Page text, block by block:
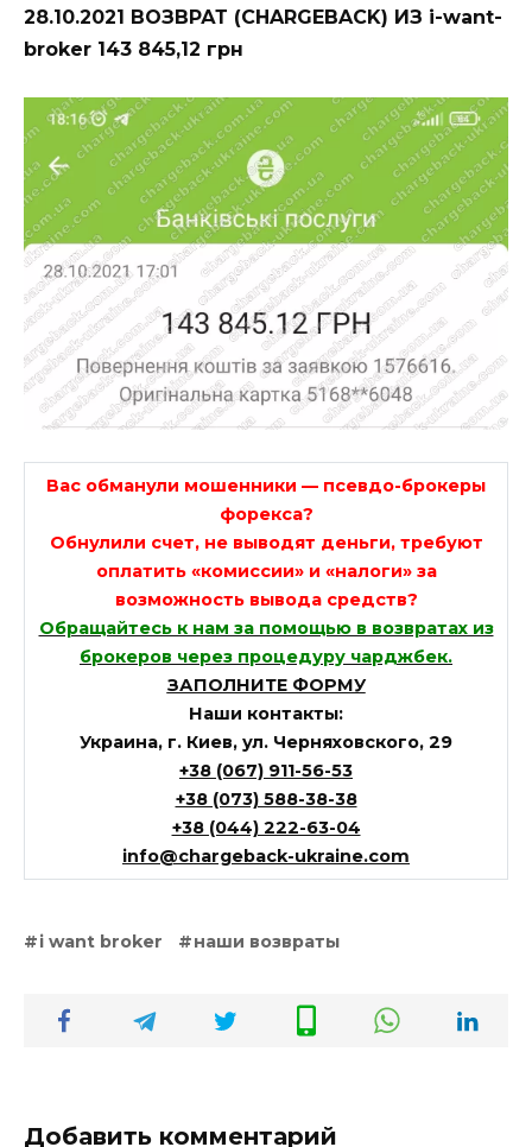
28.10.2021 ВОЗВРАТ (CHARGEBACK) ИЗ i-want-
broker 143 845,12 грн
Вас обманули мошенники — псевдо-брокеры
форекса?
Обнулили счет, не выводят деньги, требуют
оплатить «комиссии» и «налоги» за
возможность вывода средств?
Обращайтесь к нам за помощью в возвратах из
брокеров через процедуру чарджбек.
ЗАПОЛНИТЕ ФОРМУ
Наши контакты:
Украина, г. Киев, ул. Черняховского, 29
+38 (067) 911-56-53
+38 (073) 588-38-38
+38 (044) 222-63-04
info@chargeback-ukraine.com
i want broker наши возвраты
Добавить комментарий